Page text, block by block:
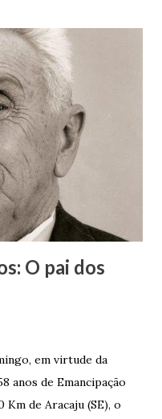
O pai dos
em virtude da
anos de Emancipação
de Aracaju (SE), o